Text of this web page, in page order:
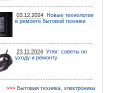
03.12.2024 Новые технологии
в ремонте бытовой техники
23.11.2024 Утюг: советы по
уходу и ремонту
Бытовая техника, электроника